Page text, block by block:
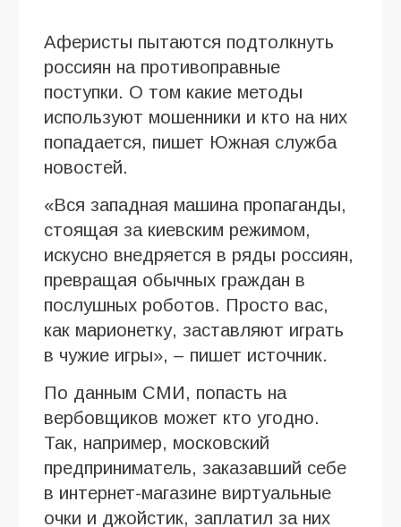
Аферисты пытаются подтолкнуть
россиян на противоправные
поступки. О том какие методы
используют мошенники и кто на них
попадается, пишет Южная служба
новостей.
«Вся западная машина пропаганды,
стоящая за киевским режимом,
искусно внедряется в ряды россиян,
превращая обычных граждан в
послушных роботов. Просто вас,
как марионетку, заставляют играть
в чужие игры», – пишет источник.
По данным СМИ, попасть на
вербовщиков может кто угодно.
Так, например, московский
предприниматель, заказавший себе
в интернет-магазине виртуальные
очки и джойстик, заплатил за них